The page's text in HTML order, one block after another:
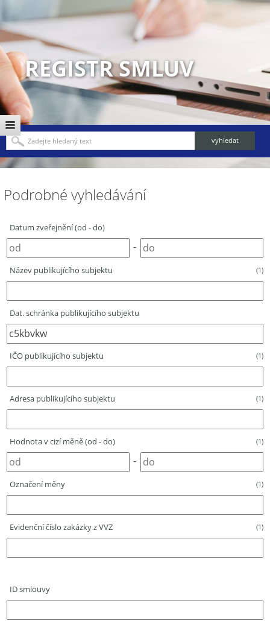
REGISTR SMLUV
Podrobné vyhledávání
Datum zveřejnění (od - do)
-
Název publikujícího subjektu (1)
Dat. schránka publikujícího subjektu
IČO publikujícího subjektu (1)
Adresa publikujícího subjektu (1)
Hodnota v cizí měně (od - do) (1)
-
Označení měny (1)
Evidenční číslo zakázky z VVZ (1)
ID smlouvy